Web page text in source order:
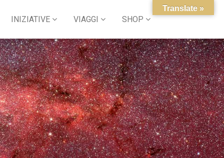
INIZIATIVE VIAGGI SHOP
Translate »